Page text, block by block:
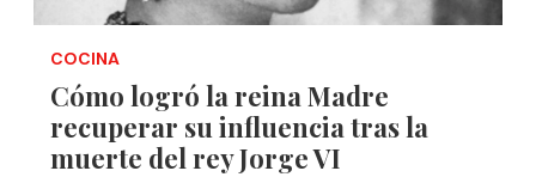
COCINA
Cómo logró la reina Madre
recuperar su influencia tras la
muerte del rey Jorge VI